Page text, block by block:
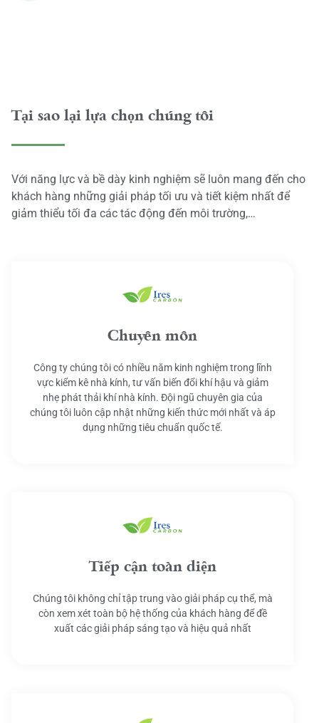
Tại sao lại lựa chọn chúng tôi
Với năng lực và bề dày kinh nghiệm sẽ luôn mang đến cho
khách hàng những giải pháp tối ưu và tiết kiệm nhất để
giảm thiểu tối đa các tác động đến môi trường,…
Chuyên môn
Công ty chúng tôi có nhiều năm kinh nghiệm trong lĩnh
vực kiểm kê nhà kính, tư vấn biến đổi khí hậu và giảm
nhẹ phát thải khí nhà kính. Đội ngũ chuyên gia của
chúng tôi luôn cập nhật những kiến thức mới nhất và áp
dụng những tiêu chuẩn quốc tế.
Tiếp cận toàn diện
Chúng tôi không chỉ tập trung vào giải pháp cụ thể, mà
còn xem xét toàn bộ hệ thống của khách hàng để đề
xuất các giải pháp sáng tạo và hiệu quả nhất